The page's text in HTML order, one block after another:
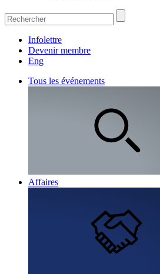
Infolettre
Devenir membre
Eng
Tous les événements
Affaires